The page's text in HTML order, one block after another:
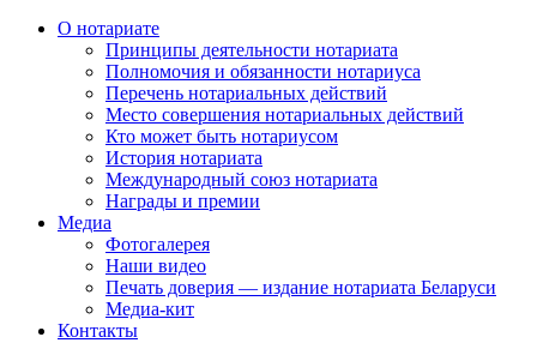
О нотариате
Принципы деятельности нотариата
Полномочия и обязанности нотариуса
Перечень нотариальных действий
Место совершения нотариальных действий
Кто может быть нотариусом
История нотариата
Международный союз нотариата
Награды и премии
Медиа
Фотогалерея
Наши видео
Печать доверия — издание нотариата Беларуси
Медиа-кит
Контакты